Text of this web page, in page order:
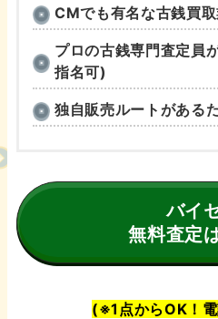
CMでも有名な古銭買
プロの古銭専門査定員
指名可)
独自販売ルートがある
バイ
無料査定
(※1点からOK！